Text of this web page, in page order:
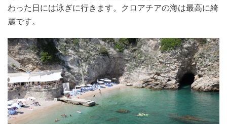
わった日には泳ぎに行きます。クロアチアの海は最高に綺
麗です。